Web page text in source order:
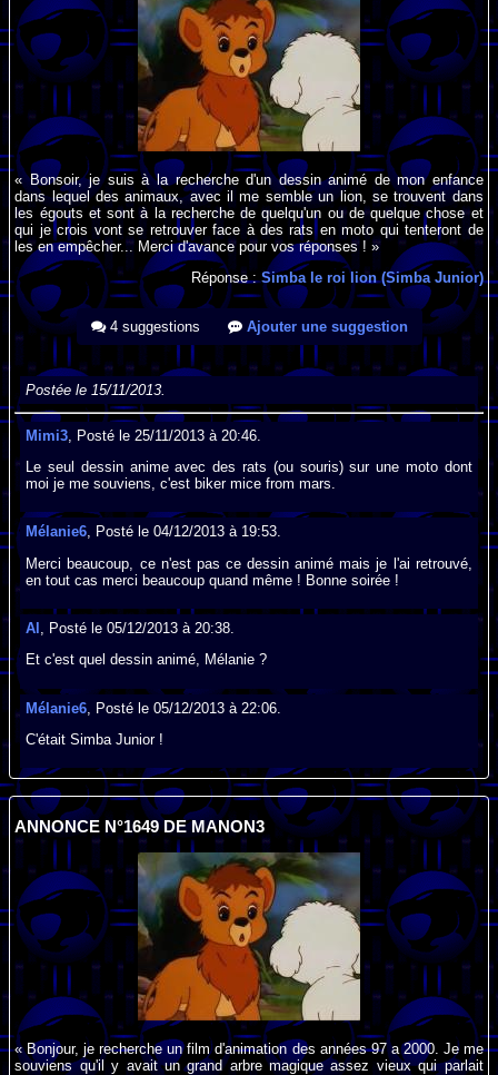
« Bonsoir, je suis à la recherche d'un dessin animé de mon enfance
dans lequel des animaux, avec il me semble un lion, se trouvent dans
les égouts et sont à la recherche de quelqu'un ou de quelque chose et
qui je crois vont se retrouver face à des rats en moto qui tenteront de
les en empêcher... Merci d'avance pour vos réponses ! »
Réponse :Simba le roi lion (Simba Junior)
4 suggestions Ajouter une suggestion
Postée le 15/11/2013.
Mimi3 , Posté le 25/11/2013 à 20:46.
Le seul dessin anime avec des rats (ou souris) sur une moto dont
moi je me souviens, c'est biker mice from mars.
Mélanie6, Posté le 04/12/2013 à 19:53.
Merci beaucoup, ce n'est pas ce dessin animé mais je l'ai retrouvé,
en tout cas merci beaucoup quand même ! Bonne soirée !
Al
, Posté le 05/12/2013 à 20:38.
Et c'est quel dessin animé, Mélanie ?
Mélanie6 , Posté le 05/12/2013 à 22:06.
C'était Simba Junior !
ANNONCE N°1649 DE MANON3
« Bonjour, je recherche un film d'animation des années 97 a 2000. Je me
souviens qu'il y avait un grand arbre magique assez vieux qui parlait